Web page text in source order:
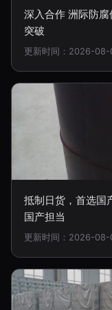
深入合作 洲际防
突破
更新时间：2026-08-
抵制日货，首选国
国产担当
更新时间：2026-